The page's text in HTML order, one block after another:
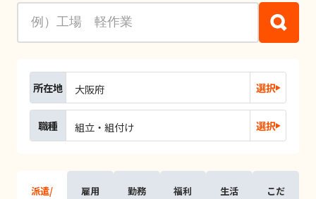
所在地 大阪府 選択
職種 組立・組付け 選択
派遣/
雇用
勤務
福利
生活
こだ